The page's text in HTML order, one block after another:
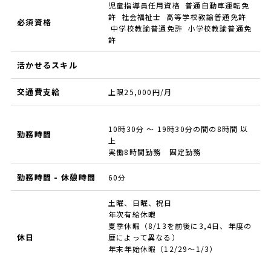
必須資格
児童指導員任用資格 普通自動車運転免
許 社会福祉士 高等学校教諭普通免許
中学校教諭普通免許 小学校教諭普通免
許
活かせるスキル
交通費支給 上限25,000円/月
勤務時間
10時30分 ～ 19時30分の間の8時間 以
上
実働8時間勤務 固定勤務
勤務時間 - 休憩時間 60分
休日
土曜、日曜、祝日
年次有給休暇
夏季休暇（8/13を前後に3,4日、年度の
暦によって異なる）
年末年始休暇（12/29～1/3）